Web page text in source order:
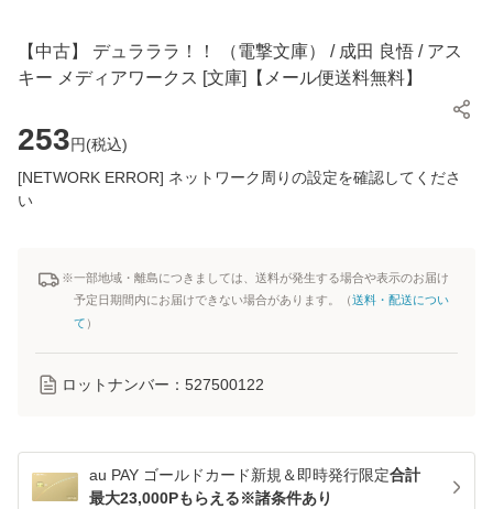
【中古】 デュラララ！！ （電撃文庫） / 成田 良悟 / アス
キー メディアワークス [文庫]【メール便送料無料】
253円(税込)
[NETWORK ERROR] ネットワーク周りの設定を確認してくださ
い
※一部地域・離島につきましては、送料が発生する場合や表示のお届け
予定日期間内にお届けできない場合があります。（送料・配送につい
て ）
ロットナンバー： 527500122
au PAY ゴールドカード新規＆即時発行限定合計
最大23,000Pもらえる※諸条件あり